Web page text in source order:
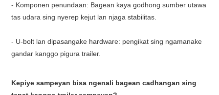
- Komponen penundaan: Bagean kaya godhong sumber utawa
tas udara sing nyerep kejut lan njaga stabilitas.
- U-bolt lan dipasangake hardware: pengikat sing ngamanake
gandar kanggo pigura trailer.
Kepiye sampeyan bisa ngenali bagean cadhangan sing